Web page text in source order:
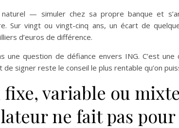
— simuler chez sa propre banque et
Sur vingt ou vingt-cinq ans, un écart de
d’euros de différence.
une question de défiance envers ING. C’est
de signer reste le conseil le plus rentable qu’on
fixe, variable ou
ne fait pas pour